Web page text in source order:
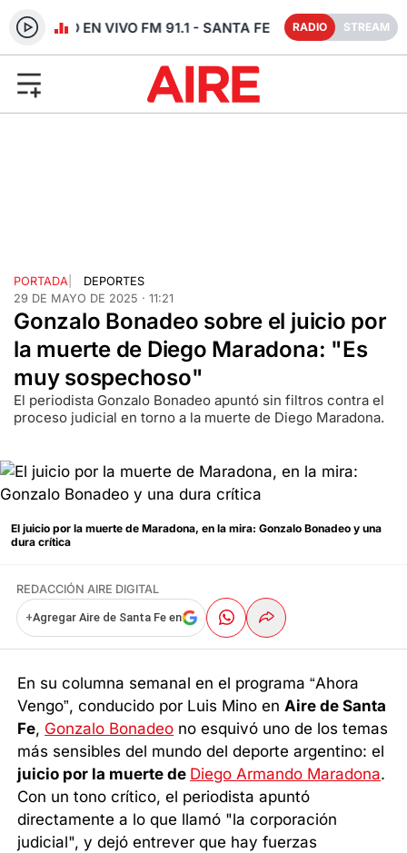
RADIO EN VIVO FM 91.1 - SANTA FE RADIO STREAM
PORTADA
DEPORTES
29 DE MAYO DE 2025 · 11:21
Gonzalo Bonadeo sobre el juicio por
la muerte de Diego Maradona: "Es
muy sospechoso"
El periodista Gonzalo Bonadeo apuntó sin filtros contra el
proceso judicial en torno a la muerte de Diego Maradona.
El juicio por la muerte de Maradona, en la mira: Gonzalo Bonadeo y una
dura crítica
REDACCIÓN AIRE DIGITAL
+Agregar Aire de Santa Fe en
En su columna semanal en el programa “Ahora
Vengo”, conducido por Luis Mino enAire de Santa
Fe, Gonzalo Bonadeo no esquivó uno de los temas
más sensibles del mundo del deporte argentino: el
juicio por la muerte de Diego Armando Maradona.
Con un tono crítico, el periodista apuntó
directamente a lo que llamó "la corporación
judicial", y dejó entrever que hay fuerzas